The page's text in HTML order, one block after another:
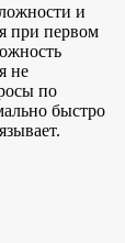
и
при первом
не
по
быстро